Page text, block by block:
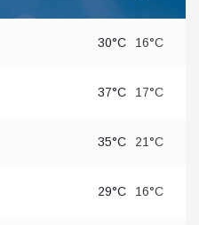
30°C 16°C
37°C 17°C
35°C 21°C
29°C 16°C